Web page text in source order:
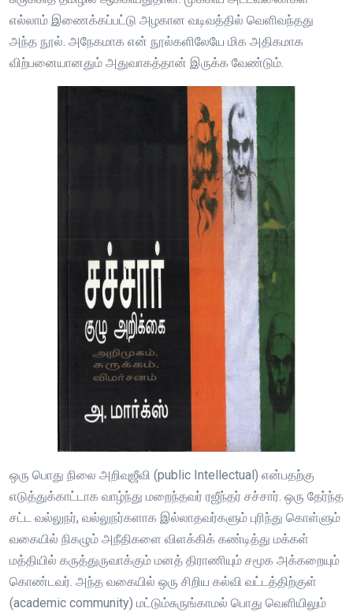
எல்லாம் இணைக்கப்பட்டு அழகான வடிவத்தில் வெளிவந்தது
அந்த நூல். அநேகமாக என் நூல்களிலேயே மிக அதிகமாக
விற்பனையானதும் அதுவாகத்தான் இருக்க வேண்டும்.
ஒரு பொது நிலை அறிவுஜீவி (public Intellectual) என்பதற்கு
எடுத்துக்காட்டாக வாழ்ந்து மறைந்தவர் ரஜீந்தர் சச்சார். ஒரு தேர்ந்த
சட்ட வல்லுநர், வல்லுநர்களாக இல்லாதவர்களும் புரிந்து கொள்ளும்
வகையில் நிகழும் அநீதிகளை விளக்கிக் கண்டித்து மக்கள்
மத்தியில் கருத்துருவாக்கும் மனத் திராணியும் சமூக அக்கறையும்
கொண்டவர். அந்த வகையில் ஒரு சிறிய கல்வி வட்டத்திற்குள்
(academic community) மட்டும்சுருங்காமல் பொது வெளியிலும்